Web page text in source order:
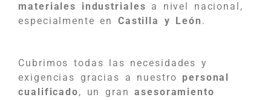
materiales industriales a nivel nacional,
especialmente en Castilla y León .
Cubrimos todas las necesidades y
exigencias gracias a nuestro personal
cualificado, un granasesoramiento